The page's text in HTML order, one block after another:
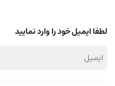
لطفا ایمیل خود را وارد نمایید